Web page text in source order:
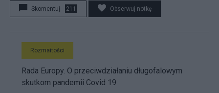
Skomentuj 211 Obserwuj notkę
Rozmaitości
Rada Europy. O przeciwdziałaniu długofalowym
skutkom pandemii Covid 19